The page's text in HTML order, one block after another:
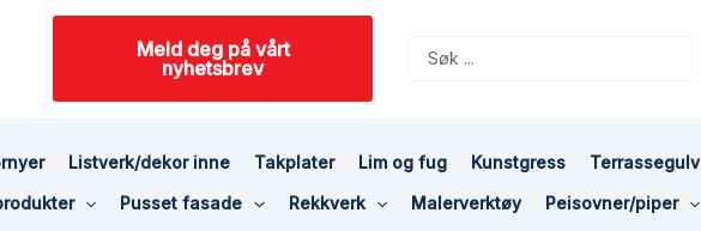
Meld deg på vårt
nyhetsbrev
Search
Listverk/dekor inne Takplater Lim og fug Kunstgress Terrassegulv
Pusset fasade Rekkverk Malerverktøy Peisovner/piper